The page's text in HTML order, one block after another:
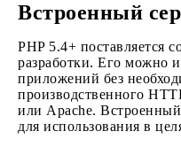
Встроенный
PHP 5.4+ поставляется
разработки. Его можно
приложений без
производственного
или Apache. Встроенный
для использования в